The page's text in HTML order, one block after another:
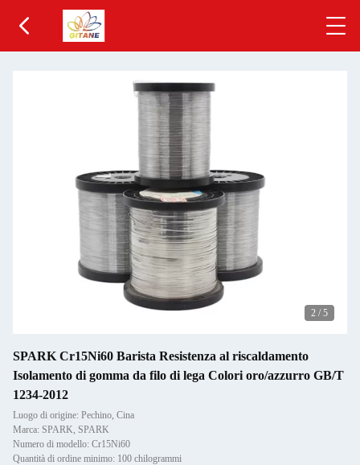
2 / 5
SPARK Cr15Ni60 Barista Resistenza al riscaldamento
Isolamento di gomma da filo di lega Colori oro/azzurro GB/T
1234-2012
Luogo di origine: Pechino, Cina
Marca: SPARK, SPARK
Numero di modello: Cr15Ni60
Quantità di ordine minimo: 100 chilogrammi